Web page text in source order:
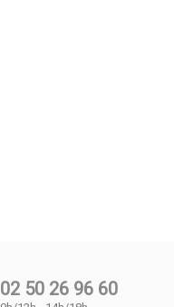
02 50 26 96 60